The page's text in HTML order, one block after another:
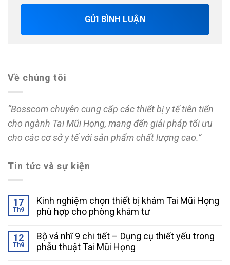
Về chúng tôi
“Bosscom chuyên cung cấp các thiết bị y tế tiên tiến
cho ngành Tai Mũi Họng, mang đến giải pháp tối ưu
cho các cơ sở y tế với sản phẩm chất lượng cao.”
Tin tức và sự kiện
17
Th9
Kinh nghiệm chọn thiết bị khám Tai Mũi Họng
phù hợp cho phòng khám tư
12
Th9
Bộ vá nhĩ 9 chi tiết – Dụng cụ thiết yếu trong
phẫu thuật Tai Mũi Họng